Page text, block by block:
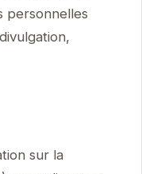
personnelles
sur la